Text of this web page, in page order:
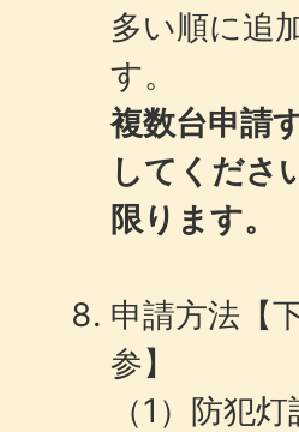
多い順に追
す。
複数台申請
してくださ
限ります。
申請方法【
参】
（1）防犯